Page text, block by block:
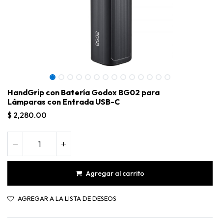
HandGrip con Batería Godox BG02 para
Lámparas con Entrada USB-C
$ 2,280.00
Agregar al carrito
AGREGAR A LA LISTA DE DESEOS